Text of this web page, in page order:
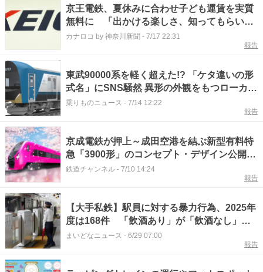
京王電鉄、夏休みに合わせ子ども運賃を実質
無料に 「出かける楽しさ、知ってもらいた
い」
カナロコ by 神奈川新聞 - 7/17 22:31
報告
東武90000系を軽く超えた!? 「ケタ違いの形
式名」にSNS騒然 異形の外観をもつローカル
私鉄の完全新型
乗りものニュース - 7/14 12:22
報告
京成電鉄が押上～成田空港を結ぶ新型有料特
急「3900形」のコンセプト・デザイン公開
愛称募集も実施
鉄道チャンネル - 7/10 14:24
報告
【大手私鉄】駅員に対する暴力行為、2025年
度は168件 「飲酒あり」が「飲酒なし」の2
倍に どういう状況で起きた？
まいどなニュース - 6/29 07:00
報告